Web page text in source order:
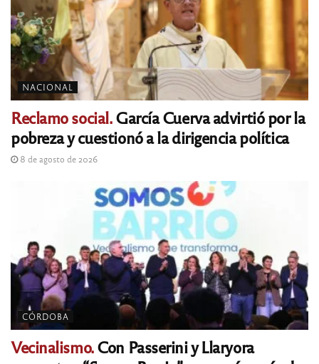
NACIONAL
Reclamo social.García Cuerva advirtió por la
pobreza y cuestionó a la dirigencia política
8 de agosto de 2026
CÓRDOBA
Vecinalismo.Con Passerini y Llaryora